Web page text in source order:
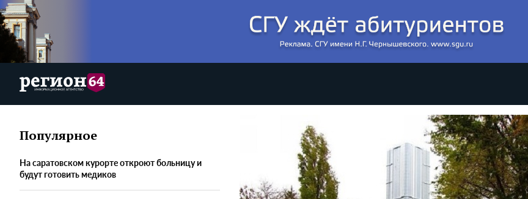
Популярное
На саратовском курорте откроют больницу и
будут готовить медиков